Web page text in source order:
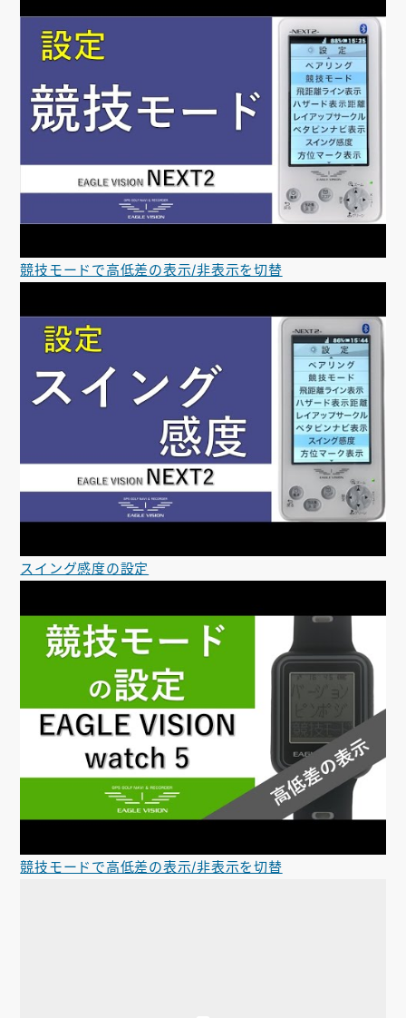
競技モードで高低差の表示/非表示を切替
スイング感度の設定
競技モードで高低差の表示/非表示を切替